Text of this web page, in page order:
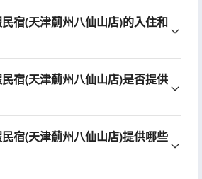
民宿(天津薊州八仙山店)的入住和
民宿(天津薊州八仙山店)是否提供
民宿(天津薊州八仙山店)提供哪些